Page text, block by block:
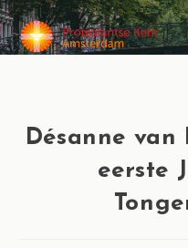
Désanne
eerste